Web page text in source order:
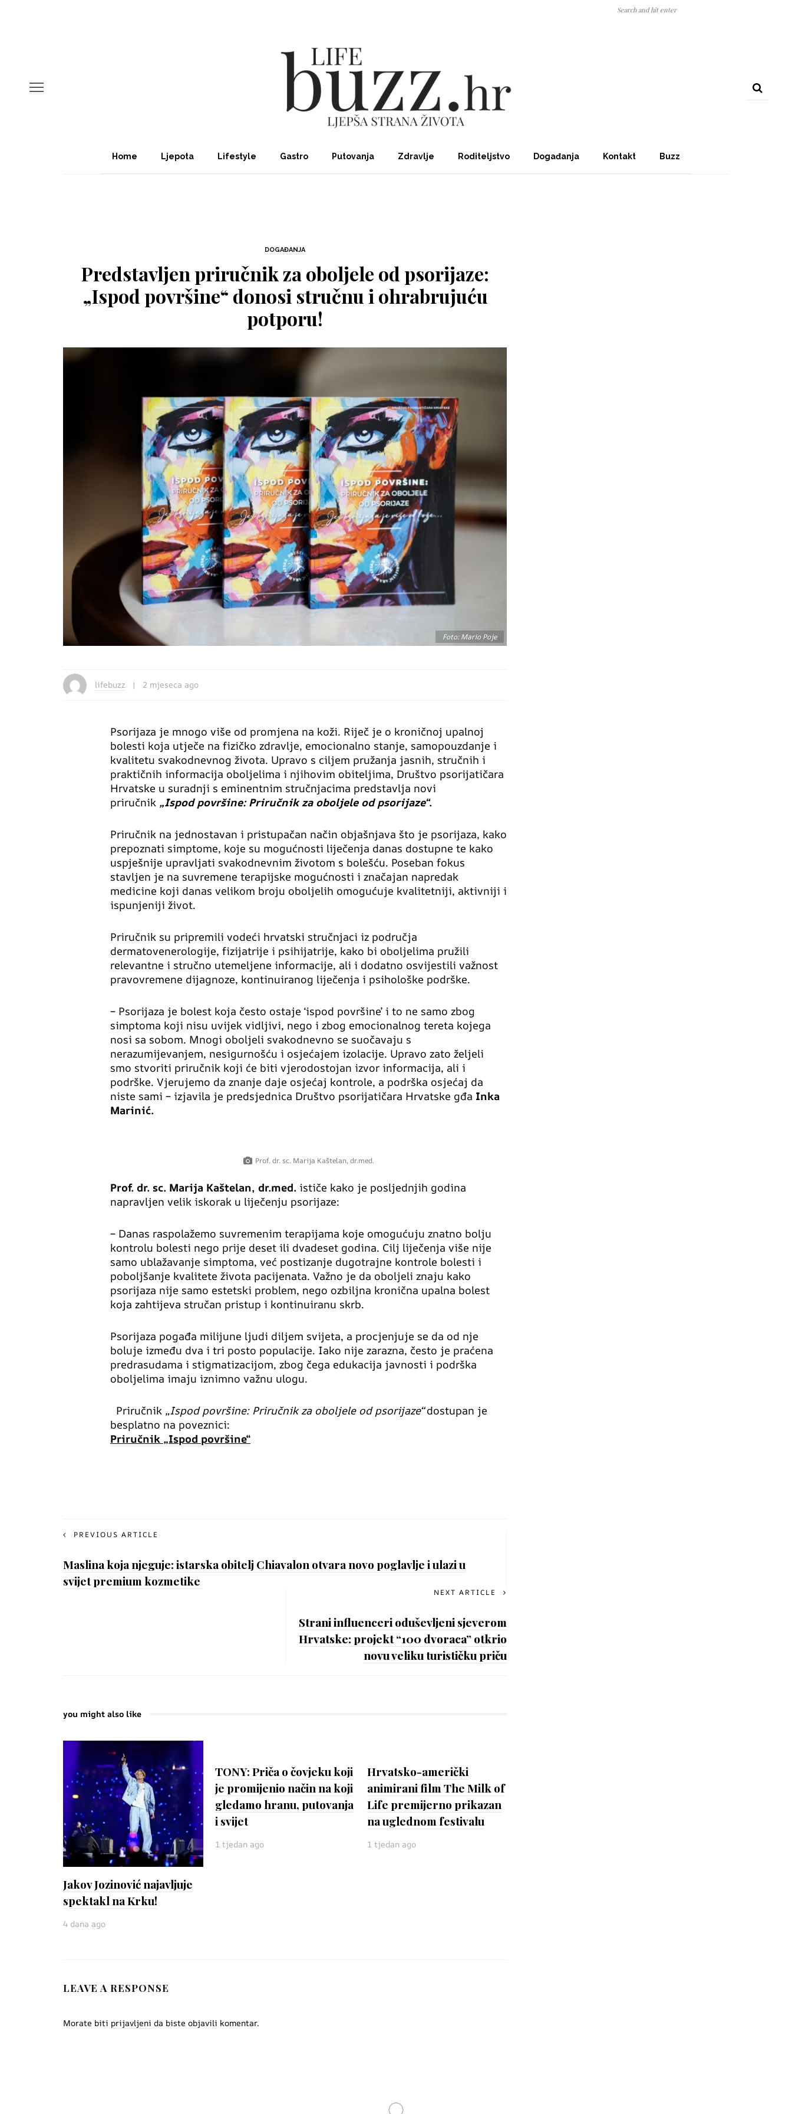
Home Ljepota Lifestyle Gastro Putovanja Zdravlje Roditeljstvo Događanja Kontakt Buzz
DOGAĐANJA
Predstavljen priručnik za oboljele od psorijaze:
„Ispod površine“ donosi stručnu i ohrabrujuću
potporu!
Foto: Mario Poje
lifebuzz 2 mjeseca ago
Psorijaza je mnogo više od promjena na koži. Riječ je o kroničnoj upalnoj
bolesti koja utječe na fizičko zdravlje, emocionalno stanje, samopouzdanje i
kvalitetu svakodnevnog života. Upravo s ciljem pružanja jasnih, stručnih i
praktičnih informacija oboljelima i njihovim obiteljima, Društvo psorijatičara
Hrvatske u suradnji s eminentnim stručnjacima predstavlja novi
priručnik „Ispod površine: Priručnik za oboljele od psorijaze“.
Priručnik na jednostavan i pristupačan način objašnjava što je psorijaza, kako
prepoznati simptome, koje su mogućnosti liječenja danas dostupne te kako
uspješnije upravljati svakodnevnim životom s bolešću. Poseban fokus
stavljen je na suvremene terapijske mogućnosti i značajan napredak
medicine koji danas velikom broju oboljelih omogućuje kvalitetniji, aktivniji i
ispunjeniji život.
Priručnik su pripremili vodeći hrvatski stručnjaci iz područja
dermatovenerologije, fizijatrije i psihijatrije, kako bi oboljelima pružili
relevantne i stručno utemeljene informacije, ali i dodatno osvijestili važnost
pravovremene dijagnoze, kontinuiranog liječenja i psihološke podrške.
– Psorijaza je bolest koja često ostaje ‘ispod površine’ i to ne samo zbog
simptoma koji nisu uvijek vidljivi, nego i zbog emocionalnog tereta kojega
nosi sa sobom. Mnogi oboljeli svakodnevno se suočavaju s
nerazumijevanjem, nesigurnošću i osjećajem izolacije. Upravo zato željeli
smo stvoriti priručnik koji će biti vjerodostojan izvor informacija, ali i
podrške. Vjerujemo da znanje daje osjećaj kontrole, a podrška osjećaj da
niste sami – izjavila je predsjednica Društvo psorijatičara Hrvatske gđa Inka
Marinić.
Prof. dr. sc. Marija Kaštelan, dr.med.
Prof. dr. sc. Marija Kaštelan, dr.med. ističe kako je posljednjih godina
napravljen velik iskorak u liječenju psorijaze:
– Danas raspolažemo suvremenim terapijama koje omogućuju znatno bolju
kontrolu bolesti nego prije deset ili dvadeset godina. Cilj liječenja više nije
samo ublažavanje simptoma, već postizanje dugotrajne kontrole bolesti i
poboljšanje kvalitete života pacijenata. Važno je da oboljeli znaju kako
psorijaza nije samo estetski problem, nego ozbiljna kronična upalna bolest
koja zahtijeva stručan pristup i kontinuiranu skrb.
Psorijaza pogađa milijune ljudi diljem svijeta, a procjenjuje se da od nje
boluje između dva i tri posto populacije. Iako nije zarazna, često je praćena
predrasudama i stigmatizacijom, zbog čega edukacija javnosti i podrška
oboljelima imaju iznimno važnu ulogu.
Priručnik „Ispod površine: Priručnik za oboljele od psorijaze“dostupan je
besplatno na poveznici:
Priručnik „Ispod površine“
PREVIOUS ARTICLE
Maslina koja njeguje: istarska obitelj Chiavalon otvara novo poglavlje i ulazi u
svijet premium kozmetike
NEXT ARTICLE
Strani influenceri oduševljeni sjeverom
Hrvatske: projekt “100 dvoraca” otkrio
novu veliku turističku priču
you might also like
Jakov Jozinović najavljuje
spektakl na Krku!
4 dana ago
TONY: Priča o čovjeku koji
je promijenio način na koji
gledamo hranu, putovanja
i svijet
1 tjedan ago
Hrvatsko-američki
animirani film The Milk of
Life premijerno prikazan
na uglednom festivalu
1 tjedan ago
LEAVE A RESPONSE
Morate biti prijavljeni da biste objavili komentar.